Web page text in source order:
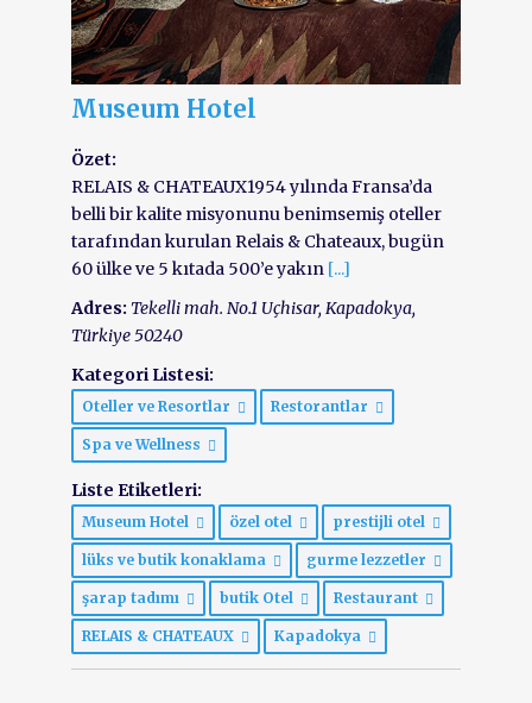
Museum Hotel
Özet:
RELAIS & CHATEAUX1954 yılında Fransa’da
belli bir kalite misyonunu benimsemiş oteller
tarafından kurulan Relais & Chateaux, bugün
60 ülke ve 5 kıtada 500’e yakın [...]
Adres: Tekelli mah. No.1 Uçhisar, Kapadokya,
Türkiye50240
Kategori Listesi:
Oteller ve Resortlar Restorantlar
Spa ve Wellness
Liste Etiketleri:
Museum Hotel özel otel prestijli otel
lüks ve butik konaklama gurme lezzetler
şarap tadımı butik Otel Restaurant
RELAIS & CHATEAUX Kapadokya